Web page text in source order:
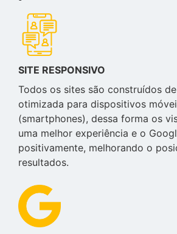
SITE RESPONSIVO
Todos os sites são construídos
otimizada para dispositivos
(smartphones), dessa forma os
uma melhor experiência e o
positivamente, melhorando o
resultados.